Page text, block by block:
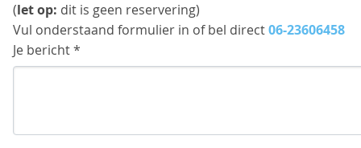
(let op: dit is geen reservering)
Vul onderstaand formulier in of bel direct06-23606458
Je bericht *